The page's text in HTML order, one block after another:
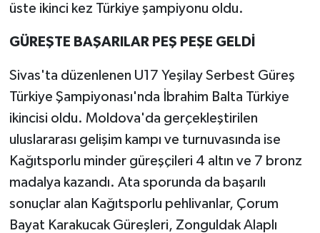
üste ikinci kez Türkiye şampiyonu oldu.
GÜREŞTE BAŞARILAR PEŞ PEŞE GELDİ
Sivas'ta düzenlenen U17 Yeşilay Serbest Güreş
Türkiye Şampiyonası'nda İbrahim Balta Türkiye
ikincisi oldu. Moldova'da gerçekleştirilen
uluslararası gelişim kampı ve turnuvasında ise
Kağıtsporlu minder güreşçileri 4 altın ve 7 bronz
madalya kazandı. Ata sporunda da başarılı
sonuçlar alan Kağıtsporlu pehlivanlar, Çorum
Bayat Karakucak Güreşleri, Zonguldak Alaplı